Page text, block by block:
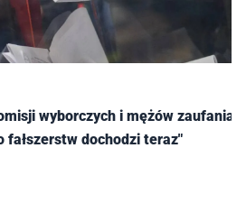
wyborczych i mężów zaufania.
fałszerstw dochodzi teraz"